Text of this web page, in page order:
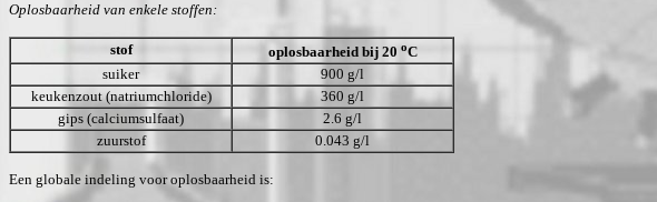
Oplosbaarheid van enkele stoffen:
stof oplosbaarheid bij 20 oC
suiker
900 g/l
keukenzout (natriumchloride)
360 g/l
gips (calciumsulfaat)
2.6 g/l
zuurstof
0.043 g/l
Een globale indeling voor oplosbaarheid is: